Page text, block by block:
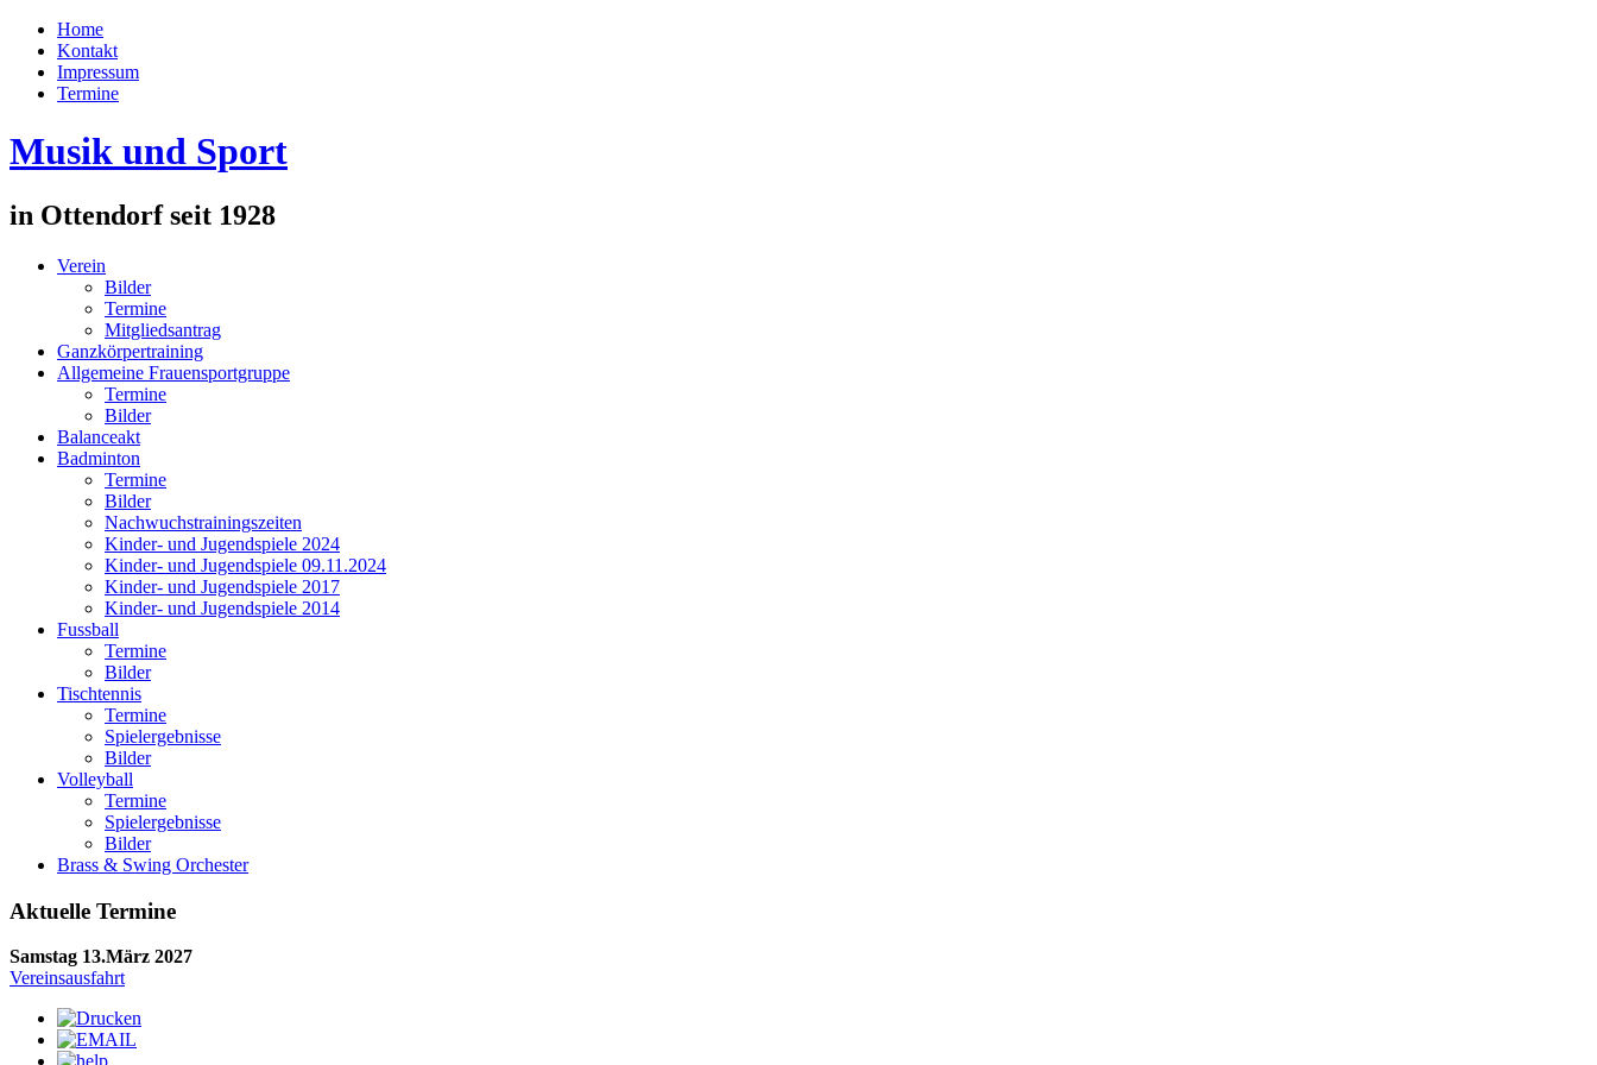
Home
Kontakt
Impressum
Termine
Musik und Sport
in Ottendorf seit 1928
Verein
Bilder
Termine
Mitgliedsantrag
Ganzkörpertraining
Allgemeine Frauensportgruppe
Termine
Bilder
Balanceakt
Badminton
Termine
Bilder
Nachwuchstrainingszeiten
Kinder- und Jugendspiele 2024
Kinder- und Jugendspiele 09.11.2024
Kinder- und Jugendspiele 2017
Kinder- und Jugendspiele 2014
Fussball
Termine
Bilder
Tischtennis
Termine
Spielergebnisse
Bilder
Volleyball
Termine
Spielergebnisse
Bilder
Brass & Swing Orchester
Aktuelle Termine
Samstag 13.März 2027
Vereinsausfahrt